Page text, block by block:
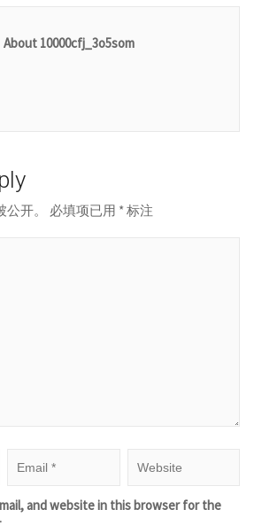
About 10000cfj_3o5som
开。 必填项已用 *标注
and website in this browser for the